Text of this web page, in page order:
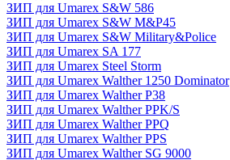
ЗИП для Umarex S&W 586
ЗИП для Umarex S&W M&P45
ЗИП для Umarex S&W Military&Police
ЗИП для Umarex SA 177
ЗИП для Umarex Steel Storm
ЗИП для Umarex Walther 1250 Dominator
ЗИП для Umarex Walther P38
ЗИП для Umarex Walther PPK/S
ЗИП для Umarex Walther PPQ
ЗИП для Umarex Walther PPS
ЗИП для Umarex Walther SG 9000